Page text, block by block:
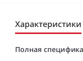
Характеристики
Полная